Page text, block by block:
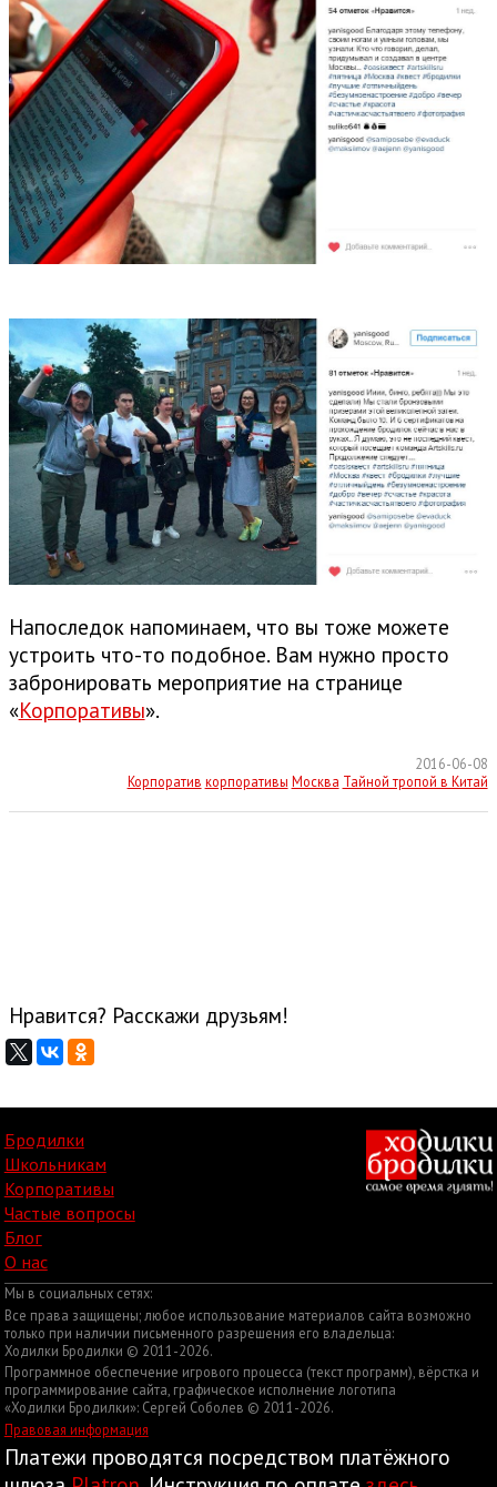
Напоследок напоминаем, что вы тоже можете
устроить что-то подобное. Вам нужно просто
забронировать мероприятие на странице
«Корпоративы».
2016-06-08
Корпоратив корпоративы Москва Тайной тропой в Китай
Нравится? Расскажи друзьям!
Бродилки
Школьникам
Корпоративы
Частые вопросы
Блог
О нас
Мы в социальных сетях:
Все права защищены; любое использование материалов сайта возможно
только при наличии письменного разрешения его владельца:
Ходилки Бродилки © 2011-2026.
Программное обеспечение игрового процесса (текст программ), вёрстка и
программирование сайта, графическое исполнение логотипа
«Ходилки Бродилки»: Сергей Соболев © 2011-2026.
Правовая информация
Платежи проводятся посредством платёжного